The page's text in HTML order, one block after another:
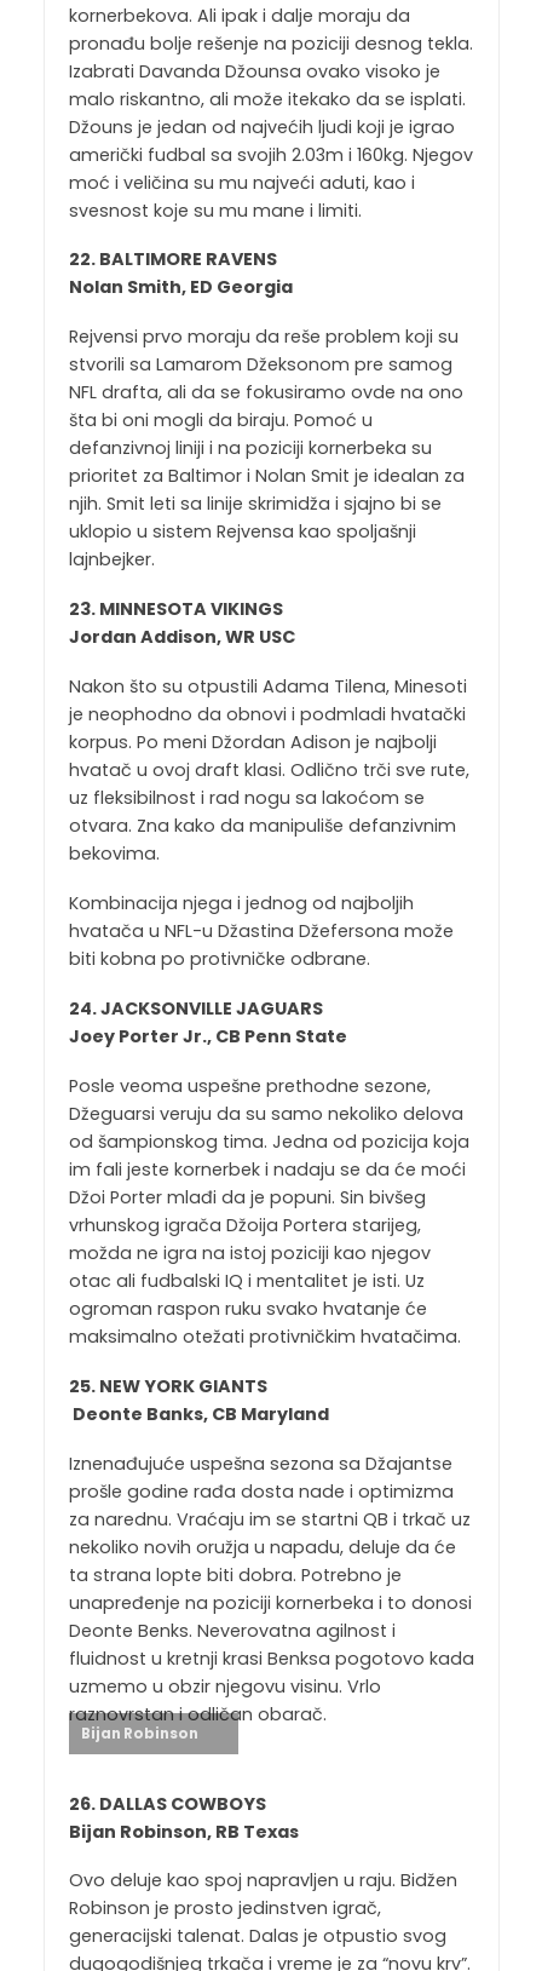
kornerbekova. Ali ipak i dalje moraju da
pronađu bolje rešenje na poziciji desnog tekla.
Izabrati Davanda Džounsa ovako visoko je
malo riskantno, ali može itekako da se isplati.
Džouns je jedan od najvećih ljudi koji je igrao
američki fudbal sa svojih 2.03m i 160kg. Njegov
moć i veličina su mu najveći aduti, kao i
svesnost koje su mu mane i limiti.
22. BALTIMORE RAVENS
Nolan Smith, ED Georgia
Rejvensi prvo moraju da reše problem koji su
stvorili sa Lamarom Džeksonom pre samog
NFL drafta, ali da se fokusiramo ovde na ono
šta bi oni mogli da biraju. Pomoć u
defanzivnoj liniji i na poziciji kornerbeka su
prioritet za Baltimor i Nolan Smit je idealan za
njih. Smit leti sa linije skrimidža i sjajno bi se
uklopio u sistem Rejvensa kao spoljašnji
lajnbejker.
23. MINNESOTA VIKINGS
Jordan Addison, WR USC
Nakon što su otpustili Adama Tilena, Minesoti
je neophodno da obnovi i podmladi hvatački
korpus. Po meni Džordan Adison je najbolji
hvatač u ovoj draft klasi. Odlično trči sve rute,
uz fleksibilnost i rad nogu sa lakoćom se
otvara. Zna kako da manipuliše defanzivnim
bekovima.
Kombinacija njega i jednog od najboljih
hvatača u NFL-u Džastina Džefersona može
biti kobna po protivničke odbrane.
24. JACKSONVILLE JAGUARS
Joey Porter Jr., CB Penn State
Posle veoma uspešne prethodne sezone,
Džeguarsi veruju da su samo nekoliko delova
od šampionskog tima. Jedna od pozicija koja
im fali jeste kornerbek i nadaju se da će moći
Džoi Porter mlađi da je popuni. Sin bivšeg
vrhunskog igrača Džoija Portera starijeg,
možda ne igra na istoj poziciji kao njegov
otac ali fudbalski IQ i mentalitet je isti. Uz
ogroman raspon ruku svako hvatanje će
maksimalno otežati protivničkim hvatačima.
25. NEW YORK GIANTS
Deonte Banks, CB Maryland
Iznenađujuće uspešna sezona sa Džajantse
prošle godine rađa dosta nade i optimizma
za narednu. Vraćaju im se startni QB i trkač uz
nekoliko novih oružja u napadu, deluje da će
ta strana lopte biti dobra. Potrebno je
unapređenje na poziciji kornerbeka i to donosi
Deonte Benks. Neverovatna agilnost i
fluidnost u kretnji krasi Benksa pogotovo kada
uzmemo u obzir njegovu visinu. Vrlo
raznovrstan i odličan obarač.
Bijan Robinson
26. DALLAS COWBOYS
Bijan Robinson, RB Texas
Ovo deluje kao spoj napravljen u raju. Bidžen
Robinson je prosto jedinstven igrač,
generacijski talenat. Dalas je otpustio svog
dugogodišnjeg trkača i vreme je za “novu krv”.